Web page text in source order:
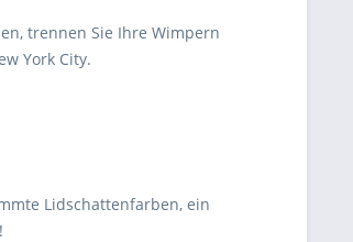
trennen Sie Ihre Wimpern
York City.
Lidschattenfarben, ein